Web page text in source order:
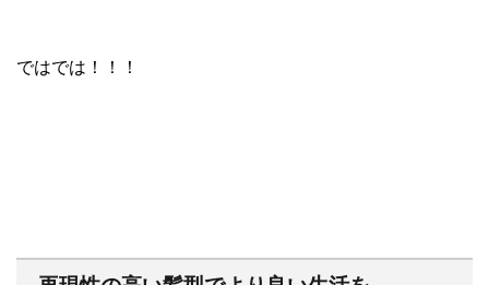
ではでは！！！